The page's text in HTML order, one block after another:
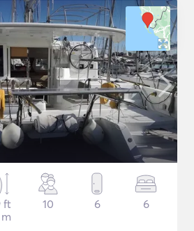
ft
m
10 6 6